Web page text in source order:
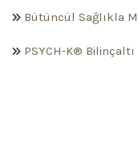
Bütüncül Sağlıkla
PSYCH-K®